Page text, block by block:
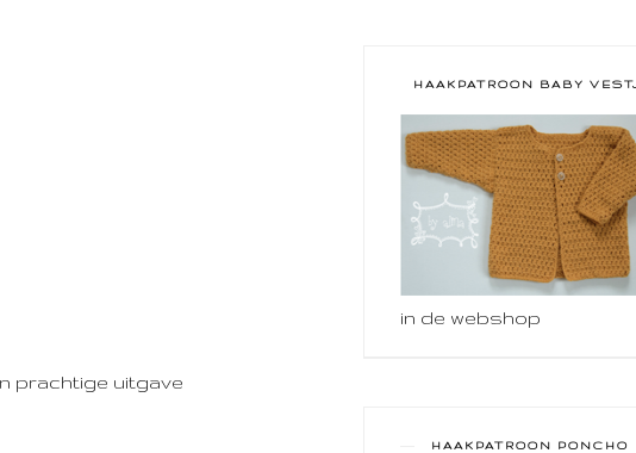
prachtige uitgave
HAAKPATROON BABY
in de webshop
HAAKPATROON PONCHO